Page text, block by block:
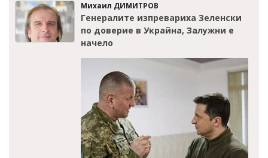
Михаил ДИМИТРОВ
Генералите изпревариха Зеленски
по доверие в Украйна, Залужни е
начело